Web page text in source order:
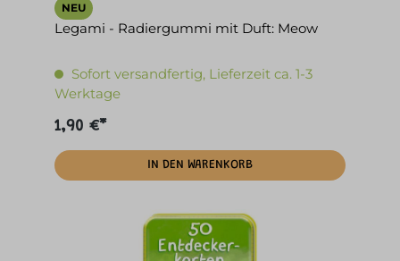
NEU
Legami - Radiergummi mit Duft: Meow
Sofort versandfertig, Lieferzeit ca. 1-3
Werktage
1,90 €*
IN DEN WARENKORB